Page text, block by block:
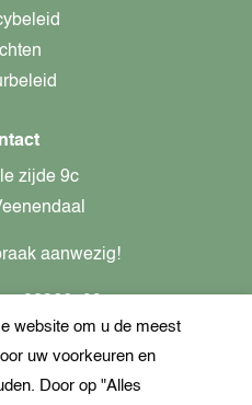
zijde 9c
aanwezig!
website om u de meest
uw voorkeuren en
Door op "Alles